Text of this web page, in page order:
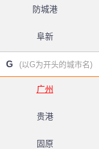
防城港
阜新
G (以G为开头的城市名)
广州
贵港
固原